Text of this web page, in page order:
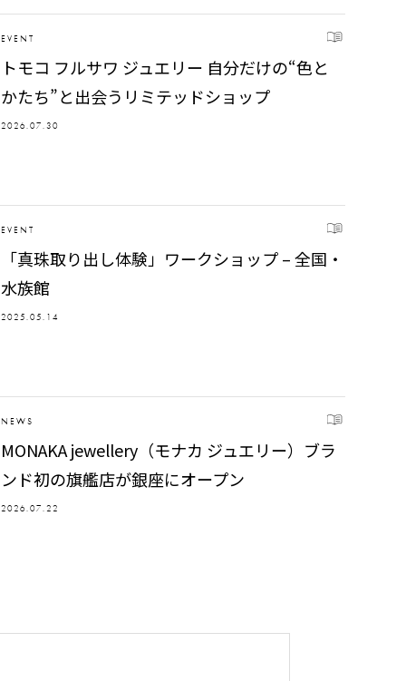
EVENT
トモコ フルサワ ジュエリー 自分だけの“色と
かたち”と出会うリミテッドショップ
2026.07.30
EVENT
「真珠取り出し体験」ワークショップ – 全国・
水族館
2025.05.14
NEWS
MONAKA jewellery（モナカ ジュエリー）ブラ
ンド初の旗艦店が銀座にオープン
2026.07.22